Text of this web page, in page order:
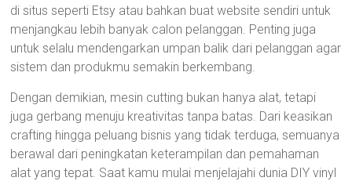
di situs seperti Etsy atau bahkan buat website sendiri untuk
menjangkau lebih banyak calon pelanggan. Penting juga
untuk selalu mendengarkan umpan balik dari pelanggan agar
sistem dan produkmu semakin berkembang.
Dengan demikian, mesin cutting bukan hanya alat, tetapi
juga gerbang menuju kreativitas tanpa batas. Dari keasikan
crafting hingga peluang bisnis yang tidak terduga, semuanya
berawal dari peningkatan keterampilan dan pemahaman
alat yang tepat. Saat kamu mulai menjelajahi dunia DIY vinyl